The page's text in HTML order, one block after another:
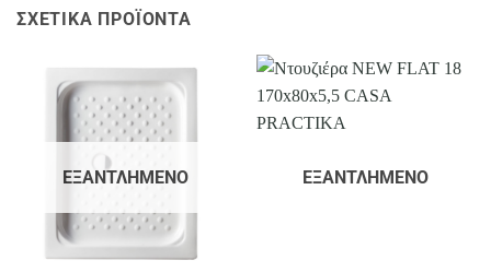
ΣΧΕΤΙΚΆ ΠΡΟΪΌΝΤΑ
ΕΞΑΝΤΛΗΜΈΝΟ ΕΞΑΝΤΛΗΜΈΝΟ